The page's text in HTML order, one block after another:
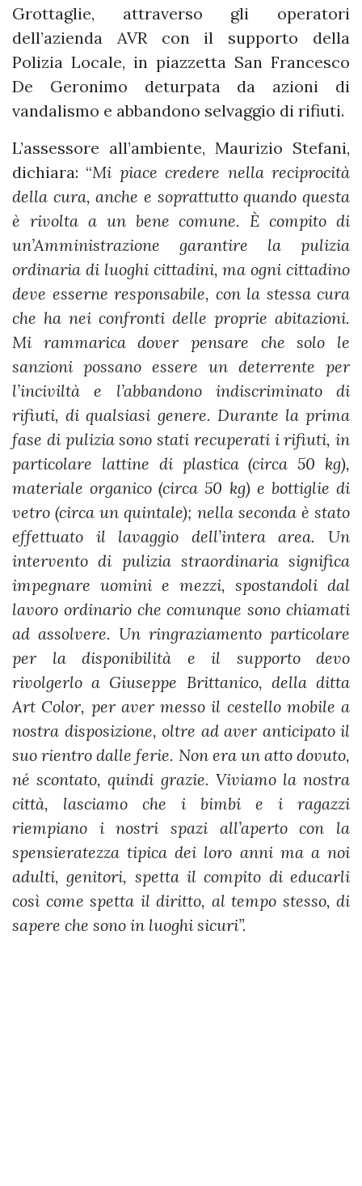
Grottaglie, attraverso gli operatori
dell’azienda AVR con il supporto della
Polizia Locale, in piazzetta San Francesco
De Geronimo deturpata da azioni di
vandalismo e abbandono selvaggio di rifiuti.
L’assessore all’ambiente, Maurizio Stefani,
dichiara: “Mi piace credere nella reciprocità
della cura, anche e soprattutto quando questa
è rivolta a un bene comune. È compito di
un’Amministrazione garantire la pulizia
ordinaria di luoghi cittadini, ma ogni cittadino
deve esserne responsabile, con la stessa cura
che ha nei confronti delle proprie abitazioni.
Mi rammarica dover pensare che solo le
sanzioni possano essere un deterrente per
l’inciviltà e l’abbandono indiscriminato di
rifiuti, di qualsiasi genere. Durante la prima
fase di pulizia sono stati recuperati i rifiuti, in
particolare lattine di plastica (circa 50 kg),
materiale organico (circa 50 kg) e bottiglie di
vetro (circa un quintale); nella seconda è stato
effettuato il lavaggio dell’intera area. Un
intervento di pulizia straordinaria significa
impegnare uomini e mezzi, spostandoli dal
lavoro ordinario che comunque sono chiamati
ad assolvere. Un ringraziamento particolare
per la disponibilità e il supporto devo
rivolgerlo a Giuseppe Brittanico, della ditta
Art Color, per aver messo il cestello mobile a
nostra disposizione, oltre ad aver anticipato il
suo rientro dalle ferie. Non era un atto dovuto,
né scontato, quindi grazie. Viviamo la nostra
città, lasciamo che i bimbi e i ragazzi
riempiano i nostri spazi all’aperto con la
spensieratezza tipica dei loro anni ma a noi
adulti, genitori, spetta il compito di educarli
così come spetta il diritto, al tempo stesso, di
sapere che sono in luoghi sicuri”.